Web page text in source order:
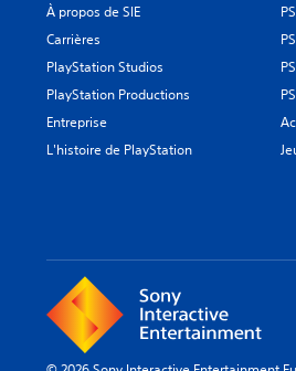
À propos de SIE
Carrières
PlayStation Studios
PlayStation Productions
Entreprise
L'histoire de PlayStation